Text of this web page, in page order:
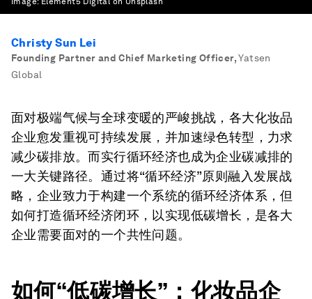
Christy Sun Lei
Founding Partner and Chief Marketing Officer, Yatsen
Global
面对极端气候与全球变暖的严峻挑战，各大化妆品
企业愈发重视可持续发展，并加速绿色转型，力求
减少碳排放。而实行循环经济也成为企业碳减排的
一大关键路径。通过将“循环经济”原则融入发展战
略，企业致力于构建一个系统的循环经济体系，但
如何打造循环经济闭环，以实现低碳增长，是各大
企业需要面对的一个共性问题。
如何“低碳增长”：化妆品企